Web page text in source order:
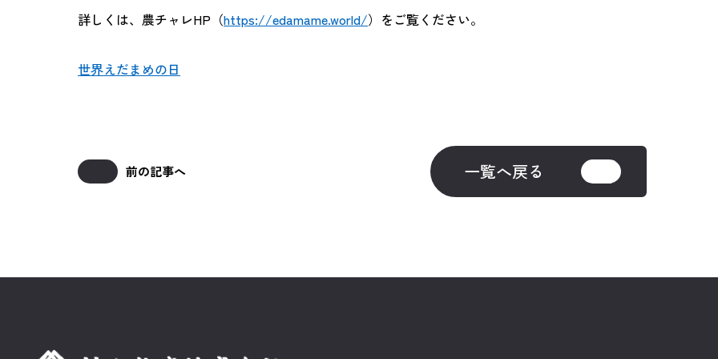
詳しくは、農チャレHP（https://edamame.world/）をご覧ください。
世界えだまめの日
前の記事へ 一覧へ戻る